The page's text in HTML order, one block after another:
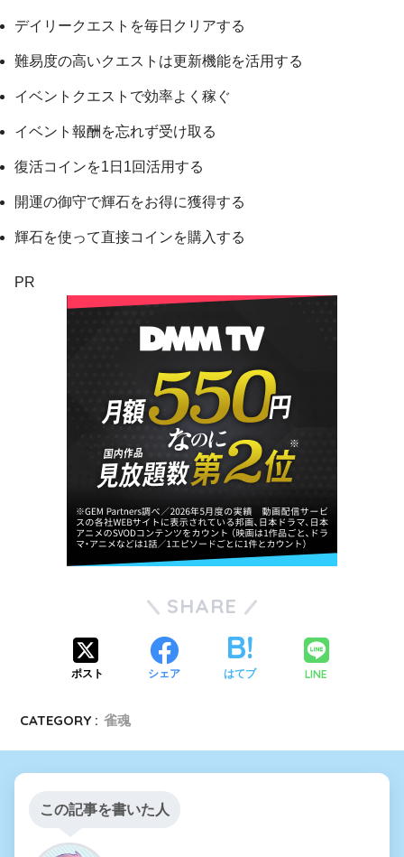
デイリークエストを毎日クリアする
難易度の高いクエストは更新機能を活用する
イベントクエストで効率よく稼ぐ
イベント報酬を忘れず受け取る
復活コインを1日1回活用する
開運の御守で輝石をお得に獲得する
輝石を使って直接コインを購入する
PR
SHARE
ポスト シェア はてブ LINE
CATEGORY : 雀魂
この記事を書いた人